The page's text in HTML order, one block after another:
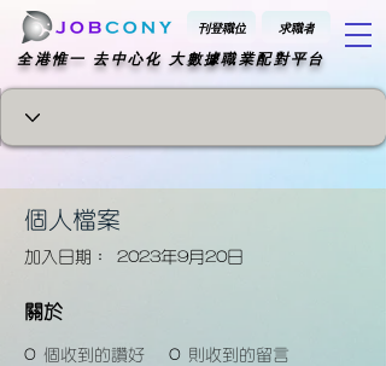
刊登職位 求職者
​全港惟一 去中心化 大數據職業配對平台
個人檔案
加入日期： 2023年9月20日
關於
0 個收到的讚好 0 則收到的留言